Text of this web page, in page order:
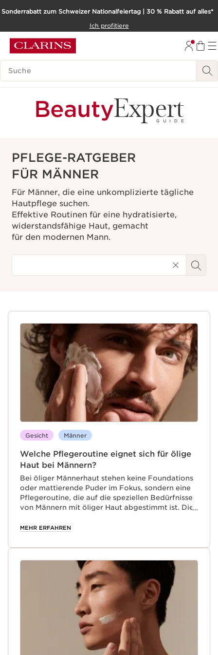
BARRIEREFREIHEITSWERKZEUG
Sonderrabatt zum Schweizer Nationalfeiertag | 30 % Rabatt auf alles*
Ich profitiere
LEGENDE SUCHEN
BeautyExpert
GUIDE
PFLEGE-RATGEBER
FÜR MÄNNER
Für Männer, die eine unkomplizierte tägliche
Hautpflege suchen.
Effektive Routinen für eine hydratisierte,
widerstandsfähige Haut, gemacht
für den modernen Mann.
Gesicht Männer
Welche Pflegeroutine eignet sich für ölige
Haut bei Männern?
Bei öliger Männerhaut stehen keine Foundations
oder mattierende Puder im Fokus, sondern eine
Pflegeroutine, die auf die speziellen Bedürfnisse
von Männern mit öliger Haut abgestimmt ist. Die
Pflanzenextrakten für gepflegte Männerhaut
MEHR ERFAHREN